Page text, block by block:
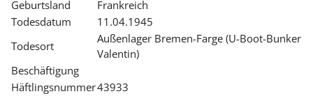
BILDUNG
SERVICE
Deutsch ZurückGebärdensprache
Geburtsland
Frankreich
Todesdatum
11.04.1945
Todesort
Außenlager Bremen-Farge (U-Boot-Bunker
Valentin)
Beschäftigung
Häftlingsnummer43933